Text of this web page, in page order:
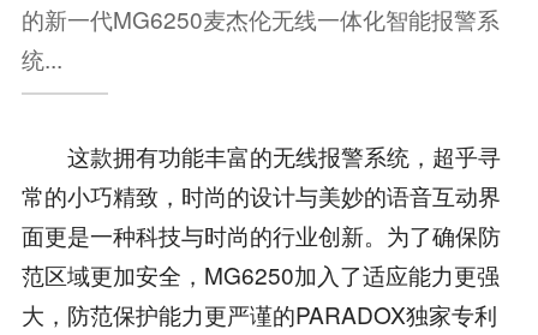
的新一代MG6250麦杰伦无线一体化智能报警系
统...
这款拥有功能丰富的无线报警系统，超乎寻
常的小巧精致，时尚的设计与美妙的语音互动界
面更是一种科技与时尚的行业创新。为了确保防
范区域更加安全，MG6250加入了适应能力更强
大，防范保护能力更严谨的PARADOX独家专利